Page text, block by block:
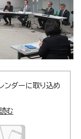
ンダーに取り込め
む